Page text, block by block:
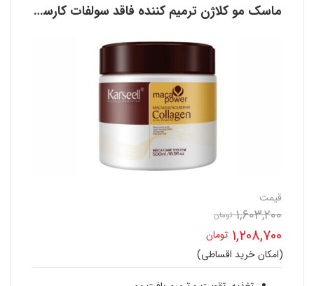
ماسک مو کلاژن ترمیم کننده فاقد سولفات کارسل KARSEELL
قیمت
1,603,200 تومان
اصلی
1,603,200 تومان
1,208,700 تومان
قیمت
(امکان خرید اقساطی)